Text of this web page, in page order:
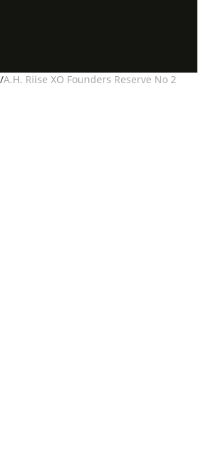
/A.H. Riise XO Founders Reserve No 2